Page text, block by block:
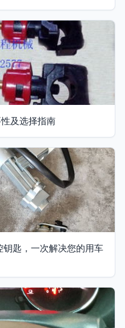
及选择指南
匙，一次解决您的用车